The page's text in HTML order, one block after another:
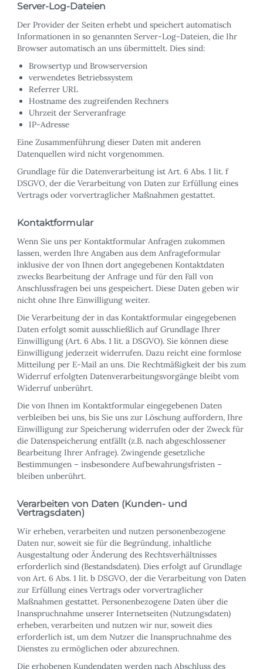
Server-Log-Dateien
Der Provider der Seiten erhebt und speichert automatisch
Informationen in so genannten Server-Log-Dateien, die Ihr
Browser automatisch an uns übermittelt. Dies sind:
Browsertyp und Browserversion
verwendetes Betriebssystem
Referrer URL
Hostname des zugreifenden Rechners
Uhrzeit der Serveranfrage
IP-Adresse
Eine Zusammenführung dieser Daten mit anderen
Datenquellen wird nicht vorgenommen.
Grundlage für die Datenverarbeitung ist Art. 6 Abs. 1 lit. f
DSGVO, der die Verarbeitung von Daten zur Erfüllung eines
Vertrags oder vorvertraglicher Maßnahmen gestattet.
Kontaktformular
Wenn Sie uns per Kontaktformular Anfragen zukommen
lassen, werden Ihre Angaben aus dem Anfrageformular
inklusive der von Ihnen dort angegebenen Kontaktdaten
zwecks Bearbeitung der Anfrage und für den Fall von
Anschlussfragen bei uns gespeichert. Diese Daten geben wir
nicht ohne Ihre Einwilligung weiter.
Die Verarbeitung der in das Kontaktformular eingegebenen
Daten erfolgt somit ausschließlich auf Grundlage Ihrer
Einwilligung (Art. 6 Abs. 1 lit. a DSGVO). Sie können diese
Einwilligung jederzeit widerrufen. Dazu reicht eine formlose
Mitteilung per E-Mail an uns. Die Rechtmäßigkeit der bis zum
Widerruf erfolgten Datenverarbeitungsvorgänge bleibt vom
Widerruf unberührt.
Die von Ihnen im Kontaktformular eingegebenen Daten
verbleiben bei uns, bis Sie uns zur Löschung auffordern, Ihre
Einwilligung zur Speicherung widerrufen oder der Zweck für
die Datenspeicherung entfällt (z.B. nach abgeschlossener
Bearbeitung Ihrer Anfrage). Zwingende gesetzliche
Bestimmungen – insbesondere Aufbewahrungsfristen –
bleiben unberührt.
Verarbeiten von Daten (Kunden- und
Vertragsdaten)
Wir erheben, verarbeiten und nutzen personenbezogene
Daten nur, soweit sie für die Begründung, inhaltliche
Ausgestaltung oder Änderung des Rechtsverhältnisses
erforderlich sind (Bestandsdaten). Dies erfolgt auf Grundlage
von Art. 6 Abs. 1 lit. b DSGVO, der die Verarbeitung von Daten
zur Erfüllung eines Vertrags oder vorvertraglicher
Maßnahmen gestattet. Personenbezogene Daten über die
Inanspruchnahme unserer Internetseiten (Nutzungsdaten)
erheben, verarbeiten und nutzen wir nur, soweit dies
erforderlich ist, um dem Nutzer die Inanspruchnahme des
Dienstes zu ermöglichen oder abzurechnen.
Die erhobenen Kundendaten werden nach Abschluss des